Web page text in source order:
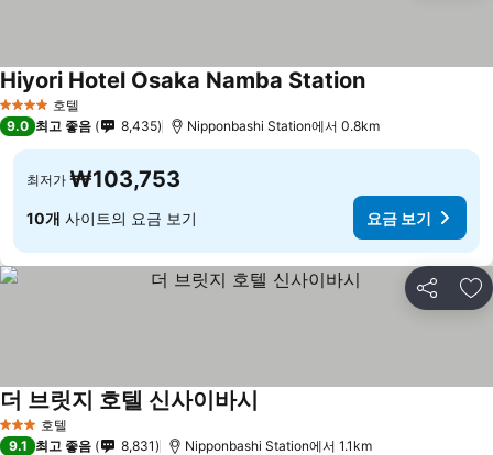
4 성급 호텔
Hiyori Hotel Osaka Namba Station
9.0 최고 좋음 8,435 Nipponbashi Station에서 0.8km
최저가 ₩103,753
10개 사이트의 요금 보기 요금 보기
공유 즐
3 성급 호텔
더 브릿지 호텔 신사이바시
9.1 최고 좋음 8,831 Nipponbashi Station에서 1.1km